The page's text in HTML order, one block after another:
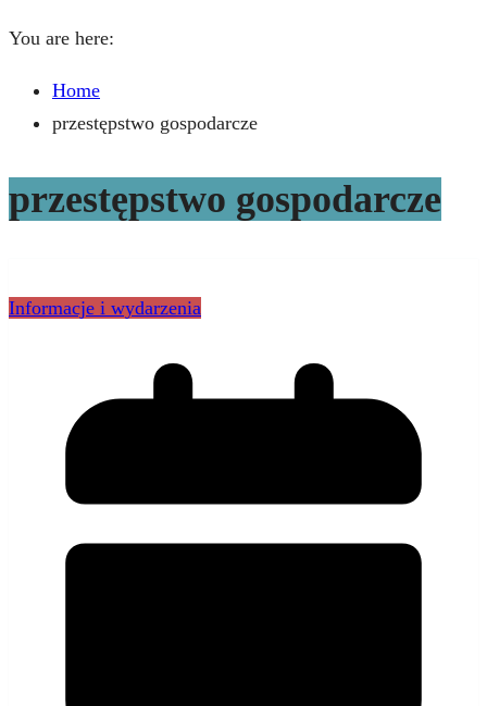
You are here:
Home
przestępstwo gospodarcze
przestępstwo gospodarcze
Informacje i wydarzenia